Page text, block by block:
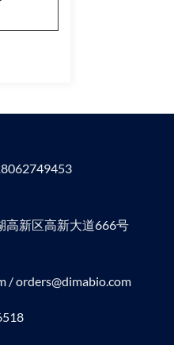
高新区高新大道666号
/ orders@dimabio.com